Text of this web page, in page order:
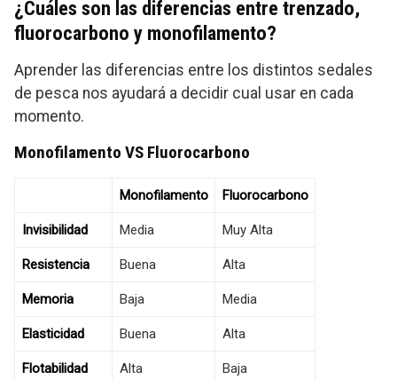
¿Cuáles son las diferencias entre trenzado,
fluorocarbono y monofilamento?
Aprender las diferencias entre los distintos sedales
de pesca nos ayudará a decidir cual usar en cada
momento.
Monofilamento VS Fluorocarbono
Monofilamento Fluorocarbono
Invisibilidad Media Muy Alta
Resistencia Buena Alta
Memoria Baja Media
Elasticidad Buena Alta
Flotabilidad Alta Baja